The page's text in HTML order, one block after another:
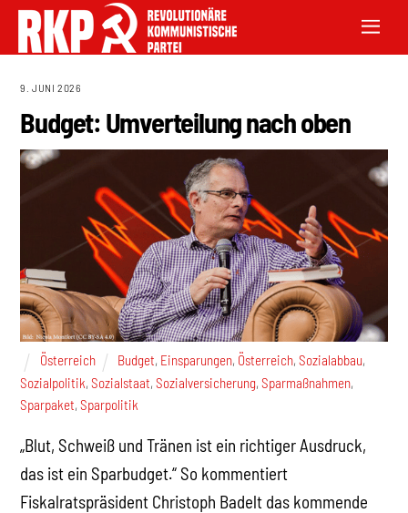
9. JUNI 2026
Budget: Umverteilung nach oben
Österreich Budget, Einsparungen, Österreich,Sozialabbau,
Sozialpolitik,Sozialstaat,Sozialversicherung,Sparmaßnahmen,
Sparpaket,Sparpolitik
„Blut, Schweiß und Tränen ist ein richtiger Ausdruck,
das ist ein Sparbudget.“ So kommentiert
Fiskalratspräsident Christoph Badelt das kommende